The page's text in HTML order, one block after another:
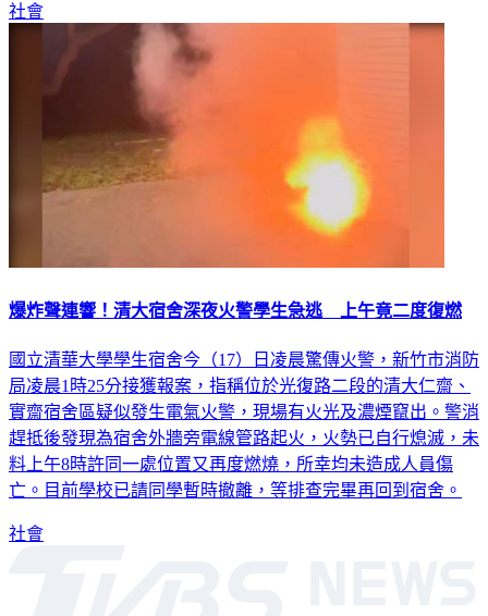
社會
爆炸聲連響！清大宿舍深夜火警學生急逃 上午竟二度復燃
國立清華大學學生宿舍今（17）日凌晨驚傳火警，新竹市消防
局凌晨1時25分接獲報案，指稱位於光復路二段的清大仁齋、
實齋宿舍區疑似發生電氣火警，現場有火光及濃煙竄出。警消
趕抵後發現為宿舍外牆旁電線管路起火，火勢已自行熄滅，未
料上午8時許同一處位置又再度燃燒，所幸均未造成人員傷
亡。目前學校已請同學暫時撤離，等排查完畢再回到宿舍。
社會